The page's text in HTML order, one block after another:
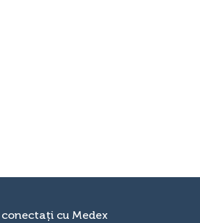
cu Medex